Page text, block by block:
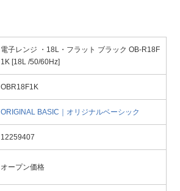
電子レンジ ・18L・フラット ブラック OB-R18F
1K [18L /50/60Hz]
OBR18F1K
ORIGINAL BASIC｜オリジナルベーシック
12259407
オープン価格